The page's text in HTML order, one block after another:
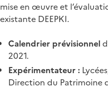
mise en œuvre et
existante DEEPKI.
Calendrier prévisionnel
2021.
Expérimentateur :
Direction du Patrimoine